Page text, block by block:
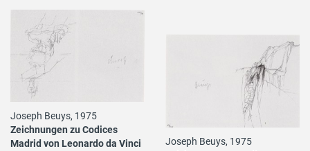
Joseph Beuys, 1975
Zeichnungen zu Codices
Madrid von Leonardo da Vinci
Joseph Beuys, 1975